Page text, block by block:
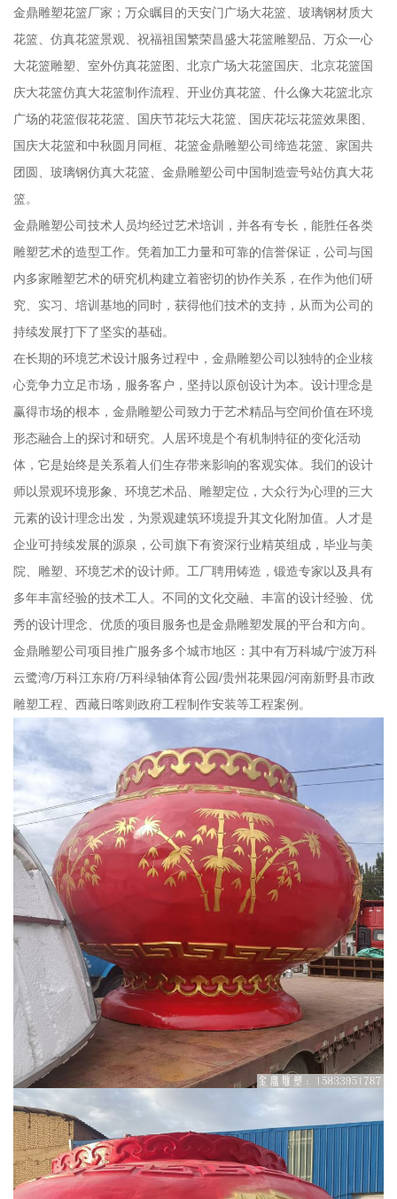
金鼎雕塑花篮厂家；万众瞩目的天安门广场大花篮、玻璃钢材质大
花篮、仿真花篮景观、祝福祖国繁荣昌盛大花篮雕塑品、万众一心
大花篮雕塑、室外仿真花篮图、北京广场大花篮国庆、北京花篮国
庆大花篮仿真大花篮制作流程、开业仿真花篮、什么像大花篮北京
广场的花篮假花花篮、国庆节花坛大花篮、国庆花坛花篮效果图、
国庆大花篮和中秋圆月同框、花篮金鼎雕塑公司缔造花篮、家国共
团圆、玻璃钢仿真大花篮、金鼎雕塑公司中国制造壹号站仿真大花
篮。
金鼎雕塑公司技术人员均经过艺术培训，并各有专长，能胜任各类
雕塑艺术的造型工作。凭着加工力量和可靠的信誉保证，公司与国
内多家雕塑艺术的研究机构建立着密切的协作关系，在作为他们研
究、实习、培训基地的同时，获得他们技术的支持，从而为公司的
持续发展打下了坚实的基础。
在长期的环境艺术设计服务过程中，金鼎雕塑公司以独特的企业核
心竞争力立足市场，服务客户，坚持以原创设计为本。设计理念是
赢得市场的根本，金鼎雕塑公司致力于艺术精品与空间价值在环境
形态融合上的探讨和研究。人居环境是个有机制特征的变化活动
体，它是始终是关系着人们生存带来影响的客观实体。我们的设计
师以景观环境形象、环境艺术品、雕塑定位，大众行为心理的三大
元素的设计理念出发，为景观建筑环境提升其文化附加值。人才是
企业可持续发展的源泉，公司旗下有资深行业精英组成，毕业与美
院、雕塑、环境艺术的设计师。工厂聘用铸造，锻造专家以及具有
多年丰富经验的技术工人。不同的文化交融、丰富的设计经验、优
秀的设计理念、优质的项目服务也是金鼎雕塑发展的平台和方向。
金鼎雕塑公司项目推广服务多个城市地区：其中有万科城/宁波万科
云鹭湾/万科江东府/万科绿轴体育公园/贵州花果园/河南新野县市政
雕塑工程、西藏日喀则政府工程制作安装等工程案例。